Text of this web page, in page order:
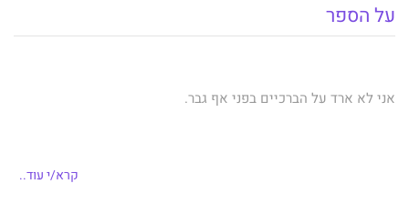
על הספר
אני לא ארד על הברכיים בפני אף גבר.
קרא/י עוד..